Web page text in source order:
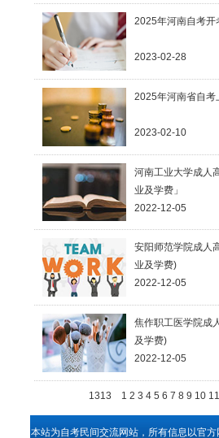
2025年河南自考开
2023-02-28
2025年河南省自考
2023-02-10
河南工业大学成人
业及学费」
2022-12-05
学费
安阳师范学院成人
业及学费)
2022-12-05
院函授
焦作职工医学院成
及学费)
2022-12-05
1313 1 2 3 4 5 6 7 8 9 10 11
本站为自考民间交流网站，所有信息以官